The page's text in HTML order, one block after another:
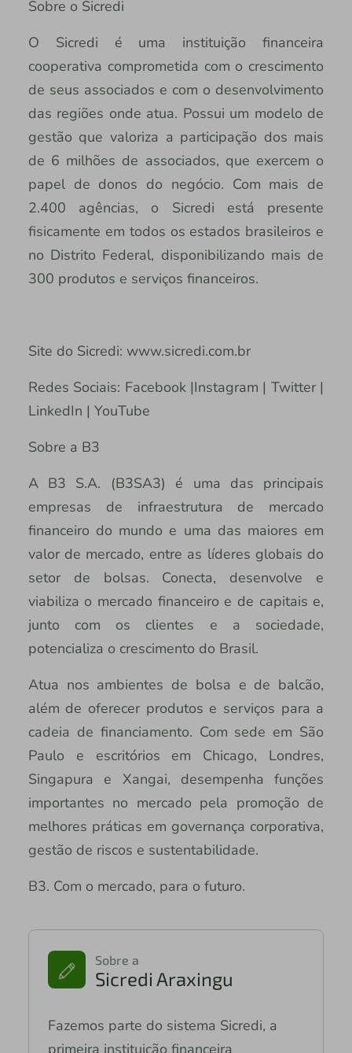
Sobre o Sicredi
O Sicredi é uma instituição financeira
cooperativa comprometida com o crescimento
de seus associados e com o desenvolvimento
das regiões onde atua. Possui um modelo de
gestão que valoriza a participação dos mais
de 6 milhões de associados, que exercem o
papel de donos do negócio. Com mais de
2.400 agências, o Sicredi está presente
fisicamente em todos os estados brasileiros e
no Distrito Federal, disponibilizando mais de
300 produtos e serviços financeiros.
Site do Sicredi: www.sicredi.com.br
Redes Sociais: Facebook |Instagram | Twitter |
LinkedIn | YouTube
Sobre a B3
A B3 S.A. (B3SA3) é uma das principais
empresas de infraestrutura de mercado
financeiro do mundo e uma das maiores em
valor de mercado, entre as líderes globais do
setor de bolsas. Conecta, desenvolve e
viabiliza o mercado financeiro e de capitais e,
junto com os clientes e a sociedade,
potencializa o crescimento do Brasil.
Atua nos ambientes de bolsa e de balcão,
além de oferecer produtos e serviços para a
cadeia de financiamento. Com sede em São
Paulo e escritórios em Chicago, Londres,
Singapura e Xangai, desempenha funções
importantes no mercado pela promoção de
melhores práticas em governança corporativa,
gestão de riscos e sustentabilidade.
B3. Com o mercado, para o futuro.
Sobre a
Sicredi Araxingu
Fazemos parte do sistema Sicredi, a